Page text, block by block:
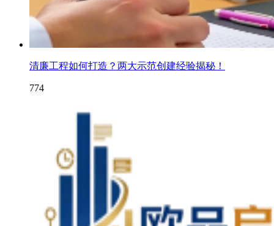
清廉工程如何打造？两大示范创建经验揭秘！
774